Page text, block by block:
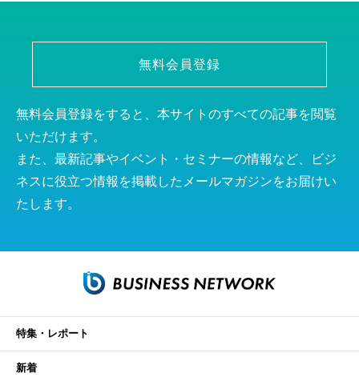
無料会員登録
無料会員登録をすると、本サイトのすべての記事を閲覧
いただけます。
また、最新記事やイベント・セミナーの情報など、ビジ
ネスに役立つ情報を掲載したメールマガジンをお届けい
たします。
特集・レポート
新着